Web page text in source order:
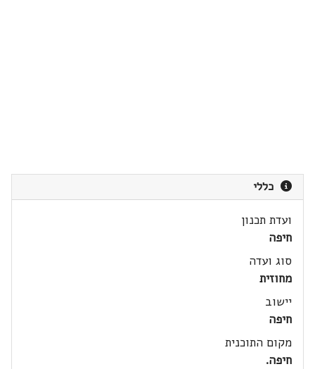
כללי
ועדת תכנון
חיפה
סוג ועדה
מחוזית
יישוב
חיפה
מקום התוכנית
חיפה.